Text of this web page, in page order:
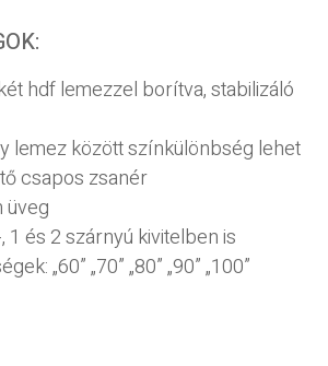
hdf lemezzel borítva, stabilizáló
lemez között színkülönbség lehet
csapos zsanér
üveg
1 és 2 szárnyú kivitelben is
„60” „70” „80” „90” „100”